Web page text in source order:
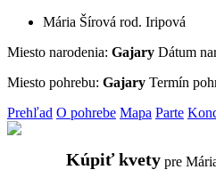
Mária Šírová rod. Iripová
Miesto narodenia: Gajary Dátum
Miesto pohrebu: Gajary Termín
Prehľad O pohrebe Mapa Parte
Kúpiť kvety pre